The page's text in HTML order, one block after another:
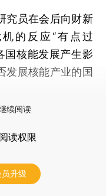
员在会后向财新
的反应“有点过
国核能发展产生影
发展核能产业的国
续阅读
读权限
升级